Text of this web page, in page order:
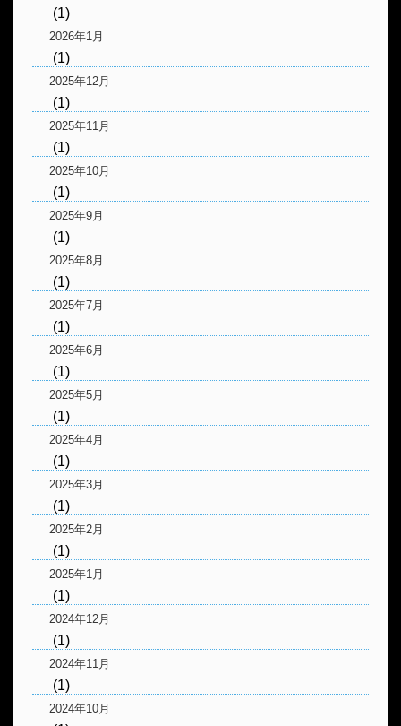
(1)
2026年1月
(1)
2025年12月
(1)
2025年11月
(1)
2025年10月
(1)
2025年9月
(1)
2025年8月
(1)
2025年7月
(1)
2025年6月
(1)
2025年5月
(1)
2025年4月
(1)
2025年3月
(1)
2025年2月
(1)
2025年1月
(1)
2024年12月
(1)
2024年11月
(1)
2024年10月